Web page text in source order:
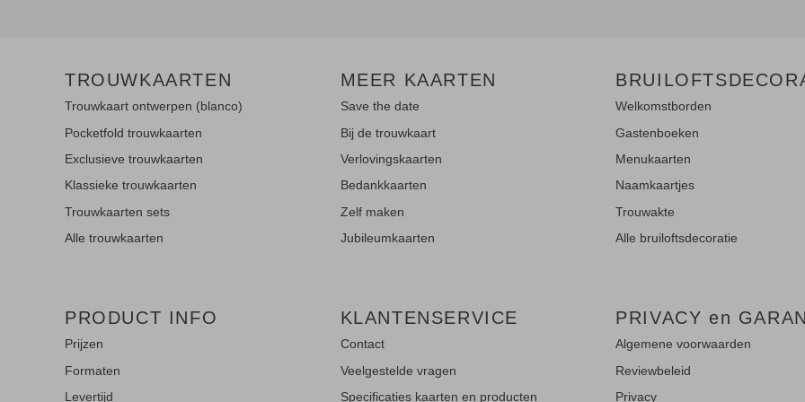
Sluitzegel
Alle producten
Save the Date kalkpapier
Save the Date kraft
Met lint
Ceremonieboekjes
Trouwaktes
Kinderaktes
Gereserveerd kaartjes
Ringen koffertjes
Snoepjes
Confetti
Receptie
TROUWKAARTEN
Trouwkaart ontwerpen (blanco)
Pocketfold trouwkaarten
Exclusieve trouwkaarten
Klassieke trouwkaarten
Trouwkaarten sets
Alle trouwkaarten
MEER KAARTEN
Save the date
Bij de trouwkaart
Verlovingskaarten
Bedankkaarten
Zelf maken
Jubileumkaarten
Welkomstborden
Gastenboeken
Menukaarten
Naamkaartjes
Trouwakte
Alle bruiloftsdecoratie
PRODUCT INFO
Prijzen
Formaten
Levertijd
KLANTENSERVICE
Contact
Veelgestelde vragen
Specificaties kaarten en producten
PRIVACY en
Algemene voorwaarden
Reviewbeleid
Privacy